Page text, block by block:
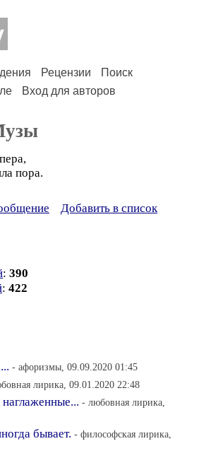
Рецензии
Поиск
Вход для авторов
пора.
Добавить в список
: 390
: 422
- афоризмы, 09.09.2020 01:45
лирика, 09.01.2020 22:48
- любовная лирика,
бывает. - философская лирика,